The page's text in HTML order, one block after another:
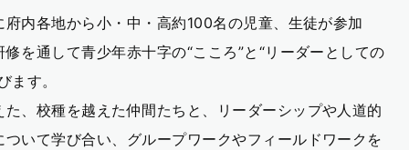
府内各地から小・中・高約100名の児童、生徒が参加
修を通して青少年赤十字の“こころ”と“リーダーとしての
ます。
た、校種を越えた仲間たちと、リーダーシップや人道的
ついて学び合い、グループワークやフィールドワークを